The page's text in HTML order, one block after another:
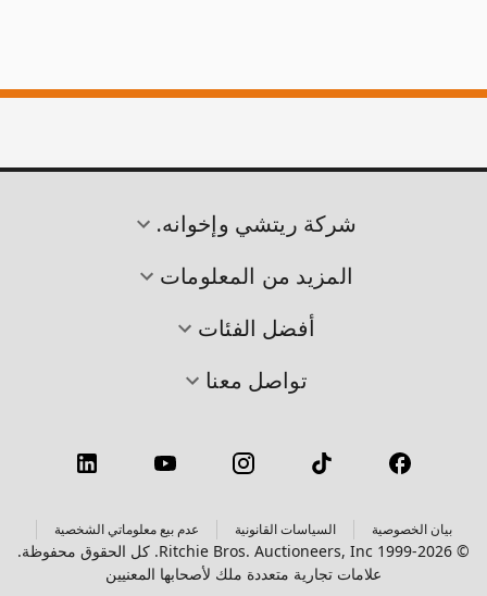
شركة ريتشي وإخوانه.
المزيد من المعلومات
أفضل الفئات
تواصل معنا
بيان الخصوصية السياسات القانونية عدم بيع معلوماتي الشخصية
© 1999-2026 Ritchie Bros. Auctioneers, Inc. كل الحقوق محفوظة.
علامات تجارية متعددة ملك لأصحابها المعنيين